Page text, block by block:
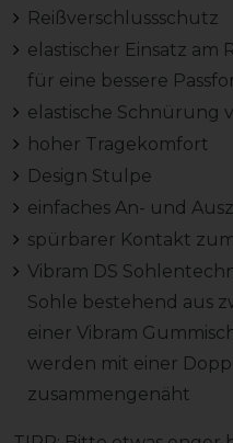
Reißverschlussschutz
elastischer Einsatz am
für eine bessere
elastische Schnürung
hoher Tragekomfort
Design Stulpe
einfaches An- und
spürbarer Kontakt
Vibram DS
Sohle bestehend aus
einer Vibram
werden mit einer
zusammengenäht